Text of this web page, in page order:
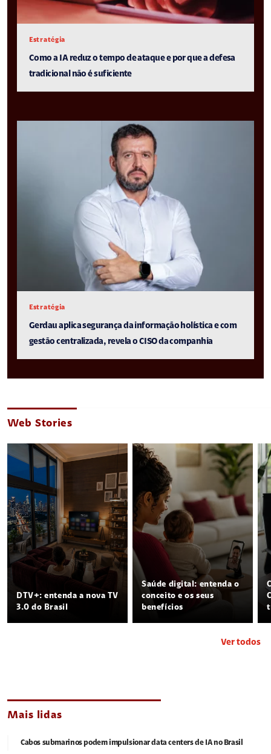
Estratégia
Como a IA reduz o tempo de ataque e por que a defesa
tradicional não é suficiente
Estratégia
Gerdau aplica segurança da informação holística e com
gestão centralizada, revela o CISO da companhia
Web Stories
DTV+: entenda a nova TV
3.0 do Brasil
Saúde digital: entenda o
conceito e os seus
benefícios
Ver todos
Mais lidas
Cabos submarinos podem impulsionar data centers de IA no Brasil